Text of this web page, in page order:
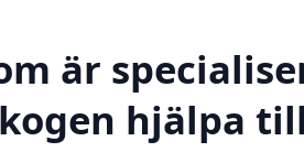
är
hjälpa